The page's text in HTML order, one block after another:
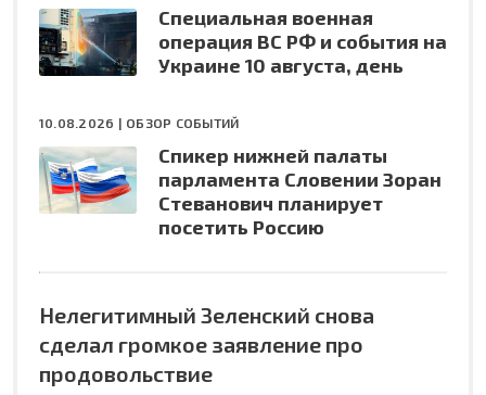
Специальная военная
операция ВС РФ и события на
Украине 10 августа, день
10.08.2026 | ОБЗОР СОБЫТИЙ
Спикер нижней палаты
парламента Словении Зоран
Стеванович планирует
посетить Россию
Нелегитимный Зеленский снова
сделал громкое заявление про
продовольствие